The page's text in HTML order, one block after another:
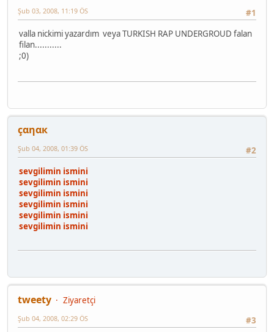
#1
Şub 03, 2008, 11:19 ÖS
valla nickimi yazardım veya TURKISH RAP UNDERGROUD falan
filan...........
;0)
çαηαк
#2
Şub 04, 2008, 01:39 ÖS
sevgilimin ismini
sevgilimin ismini
sevgilimin ismini
sevgilimin ismini
sevgilimin ismini
sevgilimin ismini
tweety
Ziyaretçi
#3
Şub 04, 2008, 02:29 ÖS